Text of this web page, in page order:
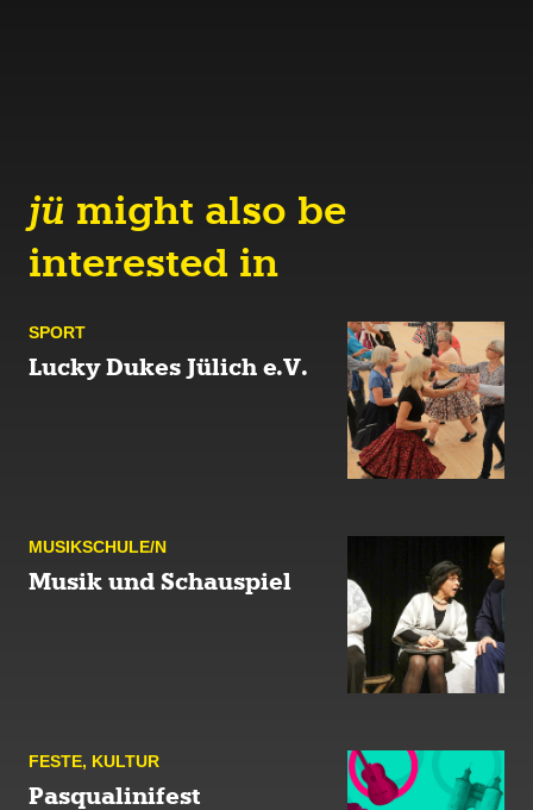
jü might also be
interested in
SPORT
Lucky Dukes Jülich e.V.
MUSIK­SCHULE/N
Musik und Schauspiel
FESTE, KULTUR
Pasqualinifest